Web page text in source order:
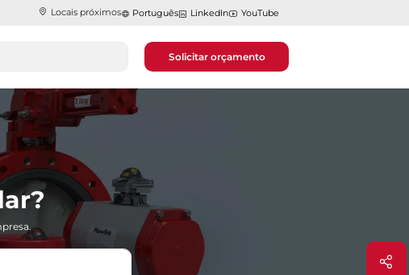
Locais próximos Português LinkedIn YouTube
Solicitar orçamento